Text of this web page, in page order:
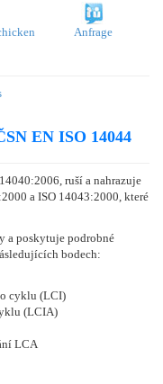
Anfrage
EN ISO 14044
ruší a nahrazuje
a ISO 14043:2000, které
a poskytuje podrobné
bodech:
cyklu (LCI)
(LCIA)
LCA